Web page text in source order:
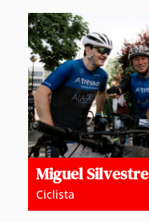
Miguel Silvestre
Ciclista